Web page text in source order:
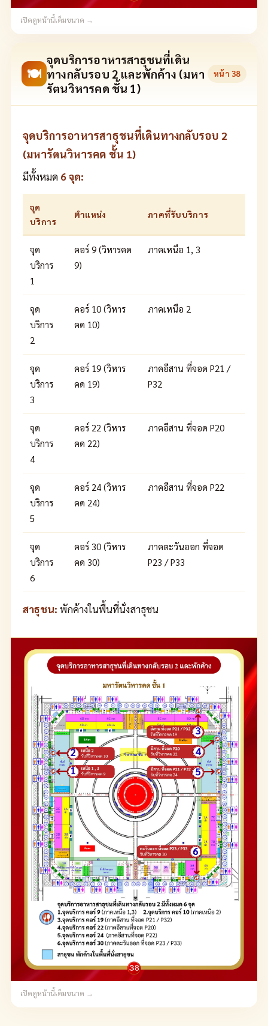
เปิดดูหน้านี้เต็มขนาด →
🍽
จุดบริการอาหารสาธุชนที่เดิน
ทางกลับรอบ 2 และพักค้าง (มหา
รัตนวิหารคด ชั้น 1)
หน้า 38
จุดบริการอาหารสาธุชนที่เดินทางกลับรอบ 2
(มหารัตนวิหารคด ชั้น 1)
มีทั้งหมด 6 จุด:
จุด
บริการ
ตำแหน่ง ภาคที่รับบริการ
จุด
บริการ
1
คอร์ 9 (วิหารคด
9)
ภาคเหนือ 1, 3
จุด
บริการ
2
คอร์ 10 (วิหาร
คด 10)
ภาคเหนือ 2
จุด
บริการ
3
คอร์ 19 (วิหาร
คด 19)
ภาคอีสาน ที่จอด P21 /
P32
จุด
บริการ
4
คอร์ 22 (วิหาร
คด 22)
ภาคอีสาน ที่จอด P20
จุด
บริการ
5
คอร์ 24 (วิหาร
คด 24)
ภาคอีสาน ที่จอด P22
จุด
บริการ
6
คอร์ 30 (วิหาร
คด 30)
ภาคตะวันออก ที่จอด
P23 / P33
สาธุชน: พักค้างในพื้นที่นั่งสาธุชน
เปิดดูหน้านี้เต็มขนาด →